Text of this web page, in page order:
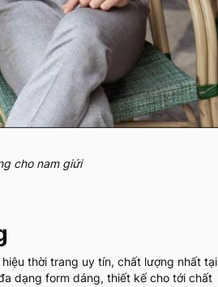
cho nam giứi
thời trang uy tín, chất lượng nhất tại
dạng form dáng, thiết kế cho tới chất